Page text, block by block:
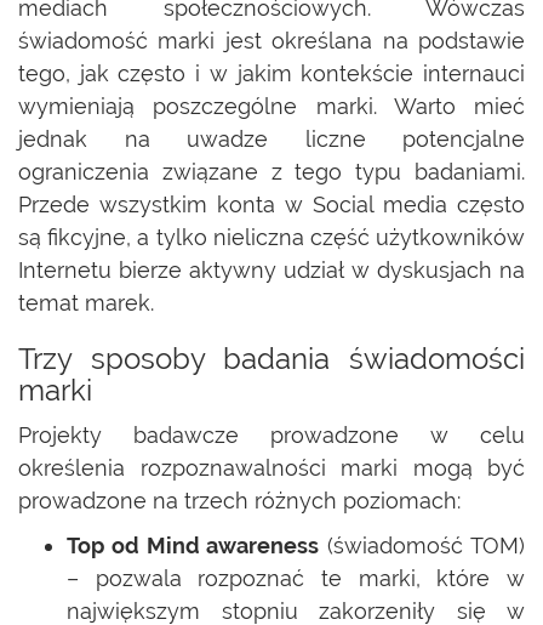
mediach społecznościowych. Wówczas
świadomość marki jest określana na podstawie
tego, jak często i w jakim kontekście internauci
wymieniają poszczególne marki. Warto mieć
jednak na uwadze liczne potencjalne
ograniczenia związane z tego typu badaniami.
Przede wszystkim konta w Social media często
są fikcyjne, a tylko nieliczna część użytkowników
Internetu bierze aktywny udział w dyskusjach na
temat marek.
Trzy sposoby badania świadomości
marki
Projekty badawcze prowadzone w celu
określenia rozpoznawalności marki mogą być
prowadzone na trzech różnych poziomach:
Top od Mind awareness (świadomość TOM)
– pozwala rozpoznać te marki, które w
największym stopniu zakorzeniły się w